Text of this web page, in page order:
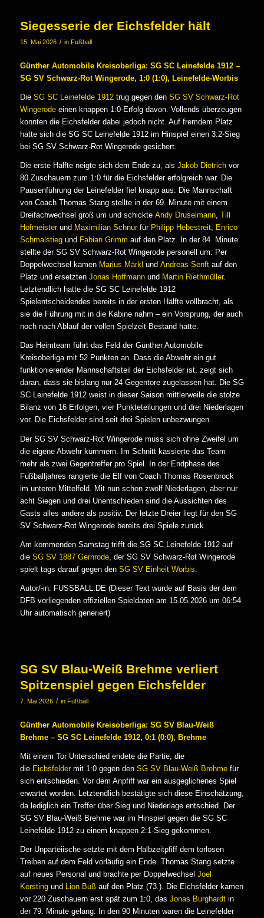
Siegesserie der Eichsfelder hält
15. Mai 2026 / in Fußball
Günther Automobile Kreisoberliga: SG SC Leinefelde 1912 –
SG SV Schwarz-Rot Wingerode, 1:0 (1:0), Leinefelde-Worbis
Die SG SC Leinefelde 1912trug gegen den SG SV Schwarz-Rot
Wingerodeeinen knappen 1:0-Erfolg davon. Vollends überzeugen
konnten die Eichsfelder dabei jedoch nicht. Auf fremdem Platz
hatte sich die SG SC Leinefelde 1912 im Hinspiel einen 3:2-Sieg
bei SG SV Schwarz-Rot Wingerode gesichert.
Die erste Hälfte neigte sich dem Ende zu, als Jakob Dietrichvor
80 Zuschauern zum 1:0 für die Eichsfelder erfolgreich war. Die
Pausenführung der Leinefelder fiel knapp aus. Die Mannschaft
von Coach Thomas Stang stellte in der 69. Minute mit einem
Dreifachwechsel groß um und schickte Andy Druselmann, Till
Hofmeisterund Maximilian Schnurfür Philipp Hebestreit, Enrico
Schmalstiegund Fabian Grimm auf den Platz. In der 84. Minute
stellte der SG SV Schwarz-Rot Wingerode personell um: Per
Doppelwechsel kamen Marius Märkl und Andreas Senftauf den
Platz und ersetzten Jonas Hoffmannund Martin Riethmüller.
Letztendlich hatte die SG SC Leinefelde 1912
Spielentscheidendes bereits in der ersten Hälfte vollbracht, als
sie die Führung mit in die Kabine nahm – ein Vorsprung, der auch
noch nach Ablauf der vollen Spielzeit Bestand hatte.
Das Heimteam führt das Feld der Günther Automobile
Kreisoberliga mit 52 Punkten an. Dass die Abwehr ein gut
funktionierender Mannschaftsteil der Eichsfelder ist, zeigt sich
daran, dass sie bislang nur 24 Gegentore zugelassen hat. Die SG
SC Leinefelde 1912 weist in dieser Saison mittlerweile die stolze
Bilanz von 16 Erfolgen, vier Punkteteilungen und drei Niederlagen
vor. Die Eichsfelder sind seit drei Spielen unbezwungen.
Der SG SV Schwarz-Rot Wingerode muss sich ohne Zweifel um
die eigene Abwehr kümmern. Im Schnitt kassierte das Team
mehr als zwei Gegentreffer pro Spiel. In der Endphase des
Fußballjahres rangierte die Elf von Coach Thomas Rosenbrock
im unteren Mittelfeld. Mit nun schon zwölf Niederlagen, aber nur
acht Siegen und drei Unentschieden sind die Aussichten des
Gasts alles andere als positiv. Der letzte Dreier liegt für den SG
SV Schwarz-Rot Wingerode bereits drei Spiele zurück.
Am kommenden Samstag trifft die SG SC Leinefelde 1912 auf
die SG SV 1887 Gernrode, der SG SV Schwarz-Rot Wingerode
spielt tags darauf gegen den SG SV Einheit Worbis
Autor/-in: FUSSBALL.DE (Dieser Text wurde auf Basis der dem
DFB vorliegenden offiziellen Spieldaten am 15.05.2026 um 06:54
Uhr automatisch generiert)
SG SV Blau-Weiß Brehme verliert
Spitzenspiel gegen Eichsfelder
7. Mai 2026 / in Fußball
Günther Automobile Kreisoberliga: SG SV Blau-Weiß
Brehme – SG SC Leinefelde 1912, 0:1 (0:0), Brehme
Mit einem Tor Unterschied endete die Partie, die
die Eichsfeldermit 1:0 gegen den SG SV Blau-Weiß Brehmefür
sich entschieden. Vor dem Anpfiff war ein ausgeglichenes Spiel
erwartet worden. Letztendlich bestätigte sich diese Einschätzung,
da lediglich ein Treffer über Sieg und Niederlage entschied. Der
SG SV Blau-Weiß Brehme war im Hinspiel gegen die SG SC
Leinefelde 1912 zu einem knappen 2:1-Sieg gekommen.
Der Unparteiische setzte mit dem Halbzeitpfiff dem torlosen
Treiben auf dem Feld vorläufig ein Ende. Thomas Stang setzte
auf neues Personal und brachte per Doppelwechsel Joel
Kerstingund Lion Bußauf den Platz (73.). Die Eichsfelder kamen
vor 220 Zuschauern erst spät zum 1:0, das Jonas Burghardtin
der 79. Minute gelang. In den 90 Minuten waren die Leinefelder